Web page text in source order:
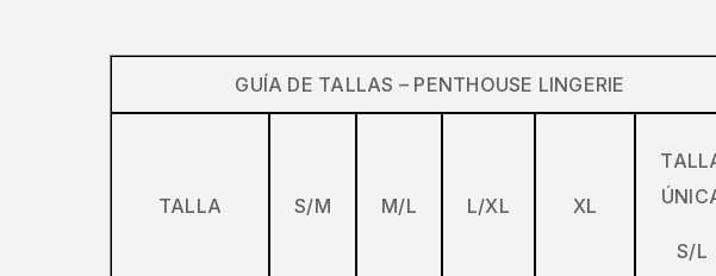
GUÍA DE TALLAS – PENTHOUSE LINGERIE
TALLA S/M M/L L/XL XL
S/L